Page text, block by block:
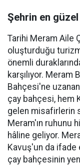
Şehrin en
Tarihi Meram Aile
oluşturduğu
önemli
karşılıyor. Meram
Bahçesi'ne
çay bahçesi, hem
gelen misafirlerin
Meram'ın ruhunu
hâline geliyor.
Kavuş'un da ifade
çay bahçesinin